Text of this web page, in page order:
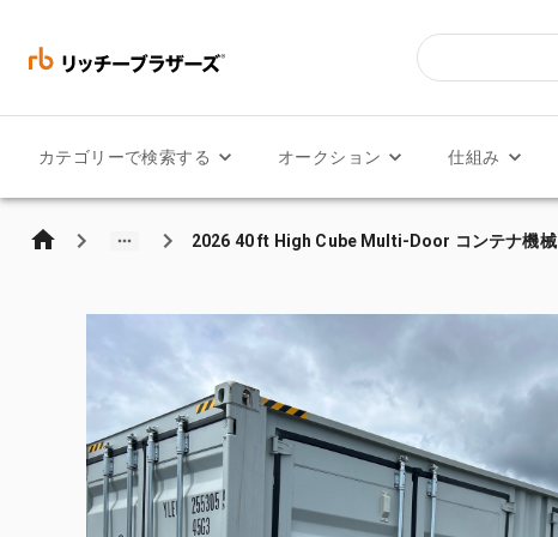
カテゴリーで検索する オークション 仕組み
2026 40 ft High Cube Multi-Door コンテナ機械